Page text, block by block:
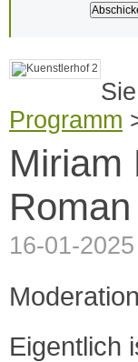
Programm
Miriam
16-01-
Moderation
Eigentlich